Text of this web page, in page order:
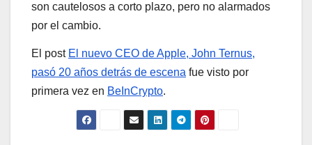
son cautelosos a corto plazo, pero no alarmados
por el cambio.
El post El nuevo CEO de Apple, John Ternus,
pasó 20 años detrás de escena fue visto por
primera vez en BeInCrypto.